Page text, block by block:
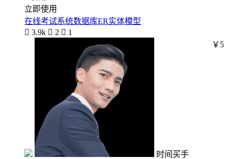
立即使用
在线考试系统数据库ER实体模型
 3.9k  2  1
时间买手
￥5